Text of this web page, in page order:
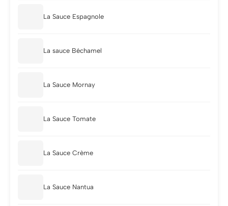
La Sauce Espagnole
La sauce Béchamel
La Sauce Mornay
La Sauce Tomate
La Sauce Crème
La Sauce Nantua